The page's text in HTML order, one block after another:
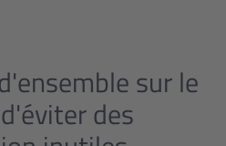
sur le
des